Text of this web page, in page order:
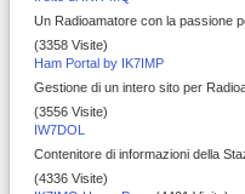
Un Radioamatore con la passione
(3358 Visite)
Ham Portal by IK7IMP
Gestione di un intero sito per
(3556 Visite)
IW7DOL
Contenitore di informazioni della
(4336 Visite)